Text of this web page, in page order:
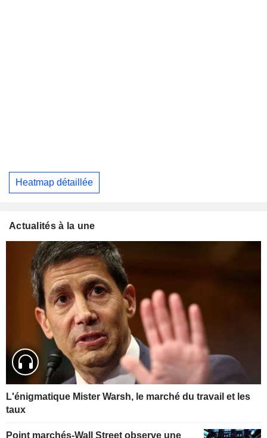
Heatmap détaillée
Actualités à la une
L'énigmatique Mister Warsh, le marché du travail et les
taux
Point marchés-Wall Street observe une